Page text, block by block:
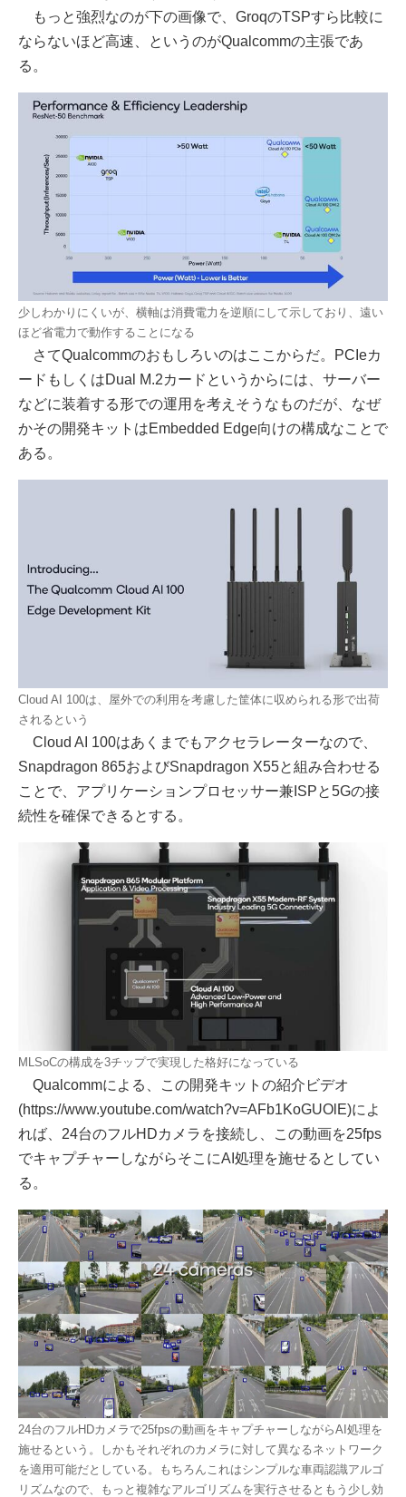
もっと強烈なのが下の画像で、GroqのTSPすら比較に
ならないほど高速、というのがQualcommの主張であ
る。
少しわかりにくいが、横軸は消費電力を逆順にして示しており、遠い
ほど省電力で動作することになる
さてQualcommのおもしろいのはここからだ。PCIeカ
ードもしくはDual M.2カードというからには、サーバー
などに装着する形での運用を考えそうなものだが、なぜ
かその開発キットはEmbedded Edge向けの構成なことで
ある。
Cloud AI 100は、屋外での利用を考慮した筐体に収められる形で出荷
されるという
Cloud AI 100はあくまでもアクセラレーターなので、
Snapdragon 865およびSnapdragon X55と組み合わせる
ことで、アプリケーションプロセッサー兼ISPと5Gの接
続性を確保できるとする。
MLSoCの構成を3チップで実現した格好になっている
Qualcommによる、この開発キットの紹介ビデオ
(https://www.youtube.com/watch?v=AFb1KoGUOlE)によ
れば、24台のフルHDカメラを接続し、この動画を25fps
でキャプチャーしながらそこにAI処理を施せるとしてい
る。
24台のフルHDカメラで25fpsの動画をキャプチャーしながらAI処理を
施せるという。しかもそれぞれのカメラに対して異なるネットワーク
を適用可能だとしている。もちろんこれはシンプルな車両認識アルゴ
リズムなので、もっと複雑なアルゴリズムを実行させるともう少し効